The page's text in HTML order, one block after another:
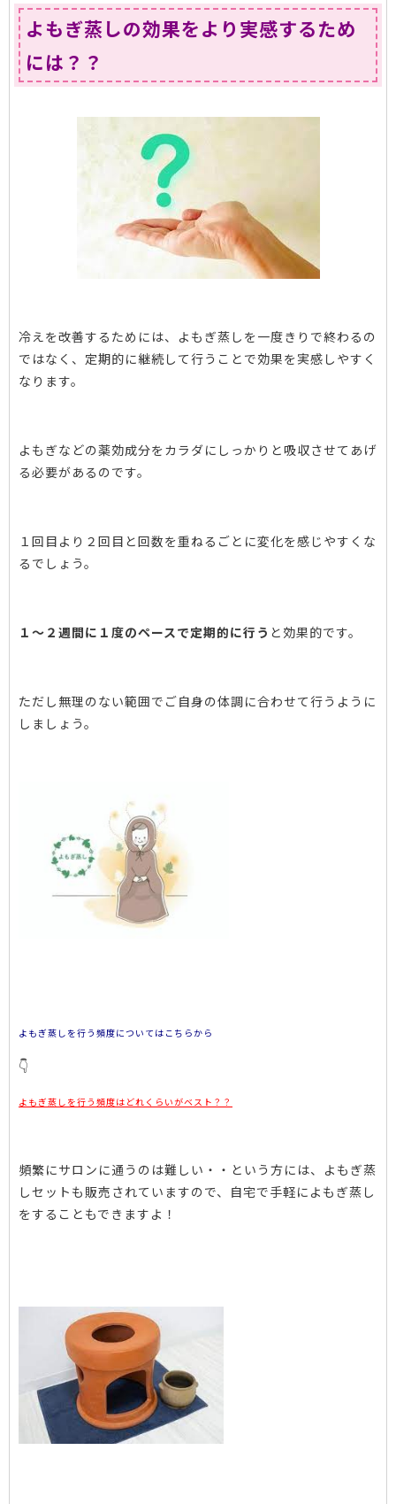
よもぎ蒸しの効果をより実感するため
には？？
冷えを改善するためには、よもぎ蒸しを一度きりで終わるの
ではなく、定期的に継続して行うことで効果を実感しやすく
なります。
よもぎなどの薬効成分をカラダにしっかりと吸収させてあげ
る必要があるのです。
１回目より２回目と回数を重ねるごとに変化を感じやすくな
るでしょう。
１～２週間に１度のペースで定期的に行う と効果的です。
ただし無理のない範囲でご自身の体調に合わせて行うように
しましょう。
よもぎ蒸しを行う頻度についてはこちらから
👇
よもぎ蒸しを行う頻度はどれくらいがベスト？？
頻繁にサロンに通うのは難しい・・という方には、よもぎ蒸
しセットも販売されていますので、自宅で手軽によもぎ蒸し
をすることもできますよ！